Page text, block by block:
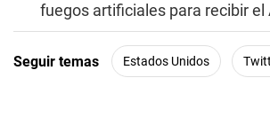
fuegos artificiales para recibir el
Seguir temas Estados Unidos